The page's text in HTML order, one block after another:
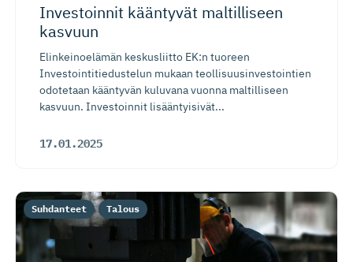
Investoinnit kääntyvät maltilliseen
kasvuun
Elinkeinoelämän keskusliitto EK:n tuoreen
Investointitiedustelun mukaan teollisuusinvestointien
odotetaan kääntyvän kuluvana vuonna maltilliseen
kasvuun. Investoinnit lisääntyisivät...
17.01.2025
Suhdanteet Talous